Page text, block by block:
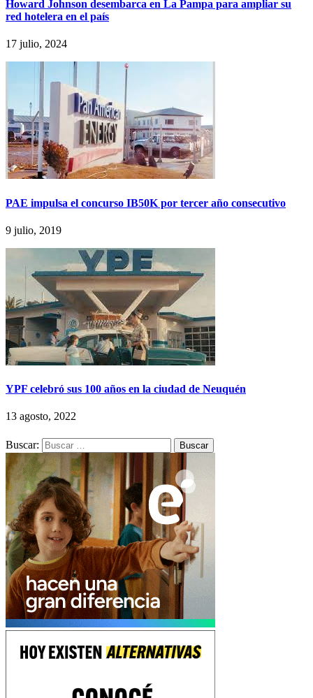
Howard Johnson desembarca en La Pampa para ampliar su
red hotelera en el país
17 julio, 2024
PAE impulsa el concurso IB50K por tercer año consecutivo
9 julio, 2019
YPF celebró sus 100 años en la ciudad de Neuquén
13 agosto, 2022
Buscar: